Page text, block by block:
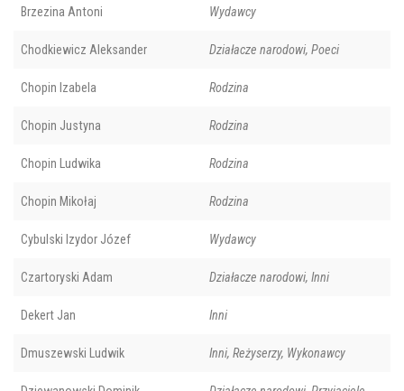
Brzezina Antoni Wydawcy
Chodkiewicz Aleksander Działacze narodowi, Poeci
Chopin Izabela Rodzina
Chopin Justyna Rodzina
Chopin Ludwika Rodzina
Chopin Mikołaj Rodzina
Cybulski Izydor Józef Wydawcy
Czartoryski Adam Działacze narodowi, Inni
Dekert Jan Inni
Dmuszewski Ludwik Inni, Reżyserzy, Wykonawcy